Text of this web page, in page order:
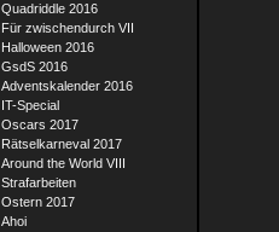
Quadriddle 2016
Für zwischendurch VII
Halloween 2016
GsdS 2016
Adventskalender 2016
IT-Special
Oscars 2017
Rätselkarneval 2017
Around the World VIII
Strafarbeiten
Ostern 2017
Ahoi